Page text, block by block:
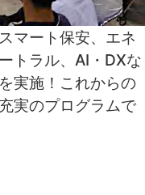
マート保安、エネ
トラル、AI・DXな
実施！これからの
実のプログラムで